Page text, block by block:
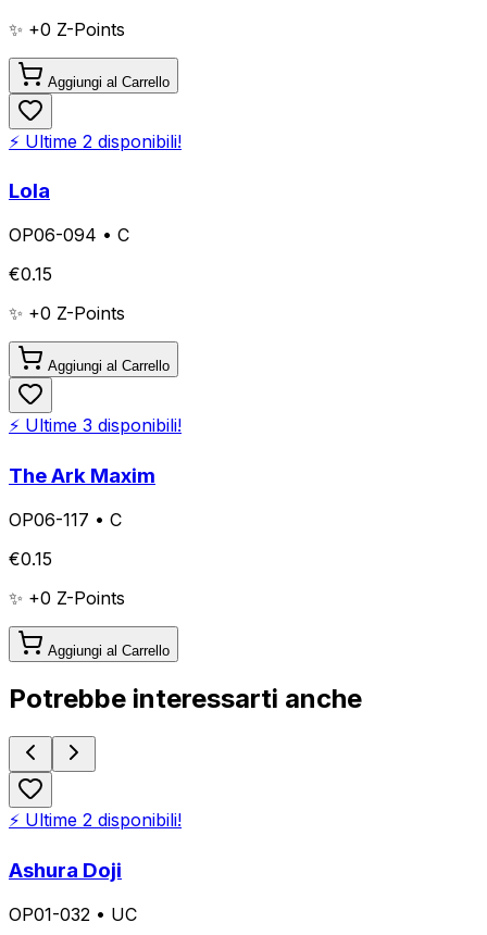
✨ +0 Z-Points
Aggiungi al Carrello
⚡ Ultime 2 disponibili!
Lola
OP06-094 • C
€0.15
✨ +0 Z-Points
Aggiungi al Carrello
⚡ Ultime 3 disponibili!
The Ark Maxim
OP06-117 • C
€0.15
✨ +0 Z-Points
Aggiungi al Carrello
Potrebbe interessarti anche
⚡ Ultime 2 disponibili!
Ashura Doji
OP01-032 • UC